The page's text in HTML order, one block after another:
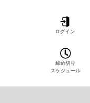
ログイン
締め切り
スケジュール